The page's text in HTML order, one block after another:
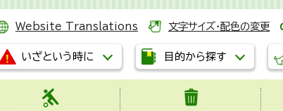
Website Translations 文字サイズ・配色の変更
いざという時に 目的から探す